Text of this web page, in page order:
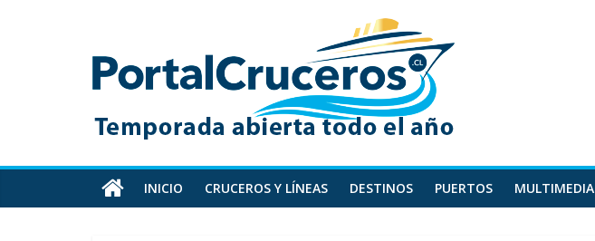
PortalCruceros
Toda
información
cruceros
en
un
INICIO CRUCEROS Y LÍNEAS DESTINOS PUERTOS MULTIMEDIA